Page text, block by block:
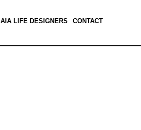
AIA LIFE DESIGNERS CONTACT